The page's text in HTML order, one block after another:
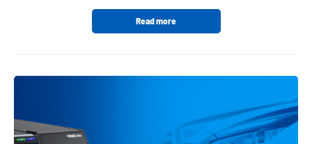
Read more